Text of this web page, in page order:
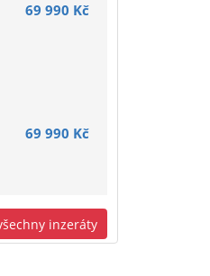
69 990 Kč
69 990 Kč
inzeráty